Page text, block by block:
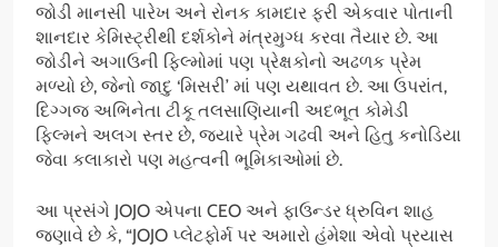
જોડી માનસી પારેખ અને રોનક કામદાર ફરી એકવાર પોતાની
શાનદાર કેમિસ્ટ્રીથી દર્શકોને મંત્રમુગ્ધ કરવા તૈયાર છે. આ
જોડીને અગાઉની ફિલ્મોમાં પણ પ્રેક્ષકોનો અઢળક પ્રેમ
મળ્યો છે, જેનો જાદુ ‘મિસરી’ માં પણ યથાવત છે. આ ઉપરાંત,
દિગ્ગજ અભિનેતા ટીકૂ તલસાણિયાની અદભૂત કોમેડી
ફિલ્મને અલગ સ્તર છે, જ્યારે પ્રેમ ગઢવી અને હિતુ કનોડિયા
જેવા કલાકારો પણ મહત્વની ભૂમિકાઓમાં છે.
આ પ્રસંગે JOJO એપના CEO અને ફાઉન્ડર ધ્રુવિન શાહ
જણાવે છે કે, “JOJO પ્લેટફોર્મ પર અમારો હંમેશા એવો પ્રયાસ